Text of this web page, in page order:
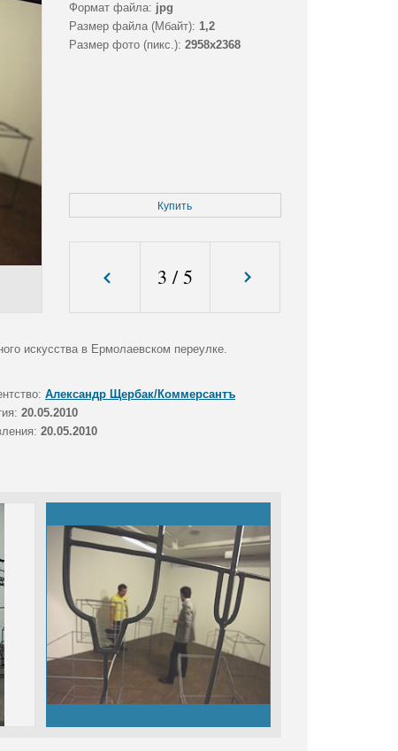
Формат файла: jpg
Размер файла (Мбайт): 1,2
Размер фото (пикс.): 2958x2368
Купить
3 /5
искусства в Ермолаевском переулке.
Александр Щербак/Коммерсантъ
20.05.2010
20.05.2010